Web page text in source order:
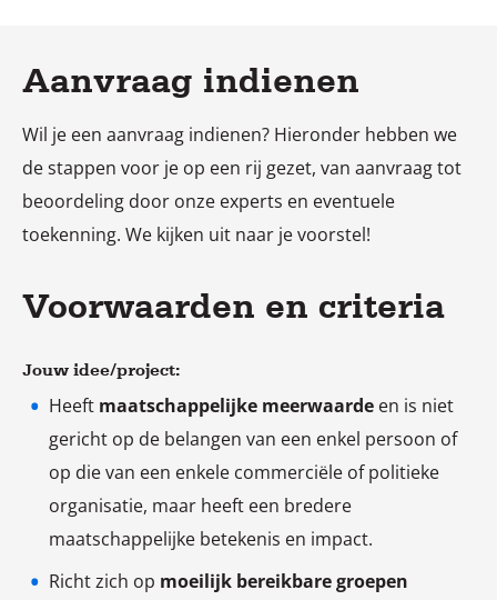
Aanvraag indienen
Wil je een aanvraag indienen? Hieronder hebben we
de stappen voor je op een rij gezet, van aanvraag tot
beoordeling door onze experts en eventuele
toekenning. We kijken uit naar je voorstel!
Voorwaarden en criteria
Jouw idee/project:
Heeft maatschappelijke meerwaarde en is niet
gericht op de belangen van een enkel persoon of
op die van een enkele commerciële of politieke
organisatie, maar heeft een bredere
maatschappelijke betekenis en impact.
Richt zich op moeilijk bereikbare groepen